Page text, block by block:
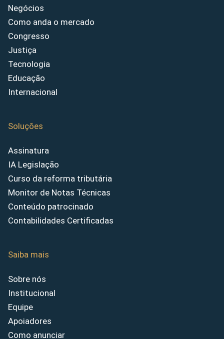
Negócios
Como anda o mercado
Congresso
Justiça
Tecnologia
Educação
Internacional
Soluções
Assinatura
IA Legislação
Curso da reforma tributária
Monitor de Notas Técnicas
Conteúdo patrocinado
Contabilidades Certificadas
Saiba mais
Sobre nós
Institucional
Equipe
Apoiadores
Como anunciar